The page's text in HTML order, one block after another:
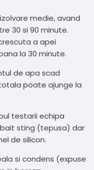
medie, avand
30 si 90 minute.
a apei
la 30 minute.
de apa scad
poate ajunge la
testarii echipa
sting (tepusa) dar
de silicon.
si condens (expuse